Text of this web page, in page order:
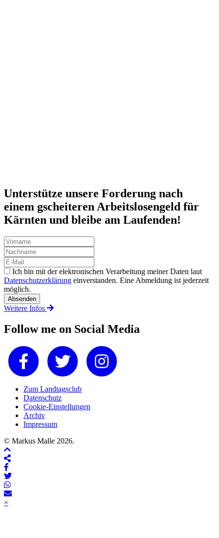
Unterstütze unsere Forderung nach
einem gscheiteren Arbeitslosengeld für
Kärnten und bleibe am Laufenden!
Ich bin mit der elektronischen Verarbeitung meiner Daten laut
Datenschutzerklärung einverstanden. Eine Abmeldung ist jederzeit
möglich.
Weitere Infos
Follow me on Social Media
Zum Landtagsclub
Datenschutz
Cookie-Einstellungen
Archiv
Impressum
© Markus Malle 2026.
×